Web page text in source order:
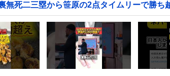
無死二三塁から笹原の2点タイムリーで勝